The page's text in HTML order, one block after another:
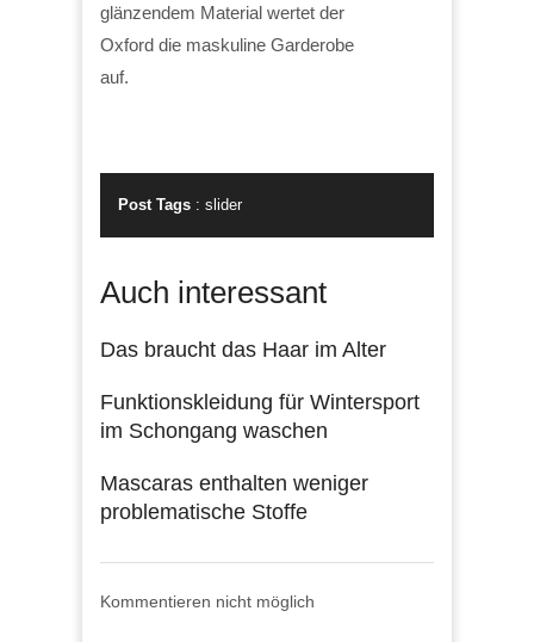
glänzendem Material wertet der
Oxford die maskuline Garderobe
auf.
Post Tags : slider
Auch interessant
Das braucht das Haar im Alter
Funktionskleidung für Wintersport
im Schongang waschen
Mascaras enthalten weniger
problematische Stoffe
Kommentieren nicht möglich